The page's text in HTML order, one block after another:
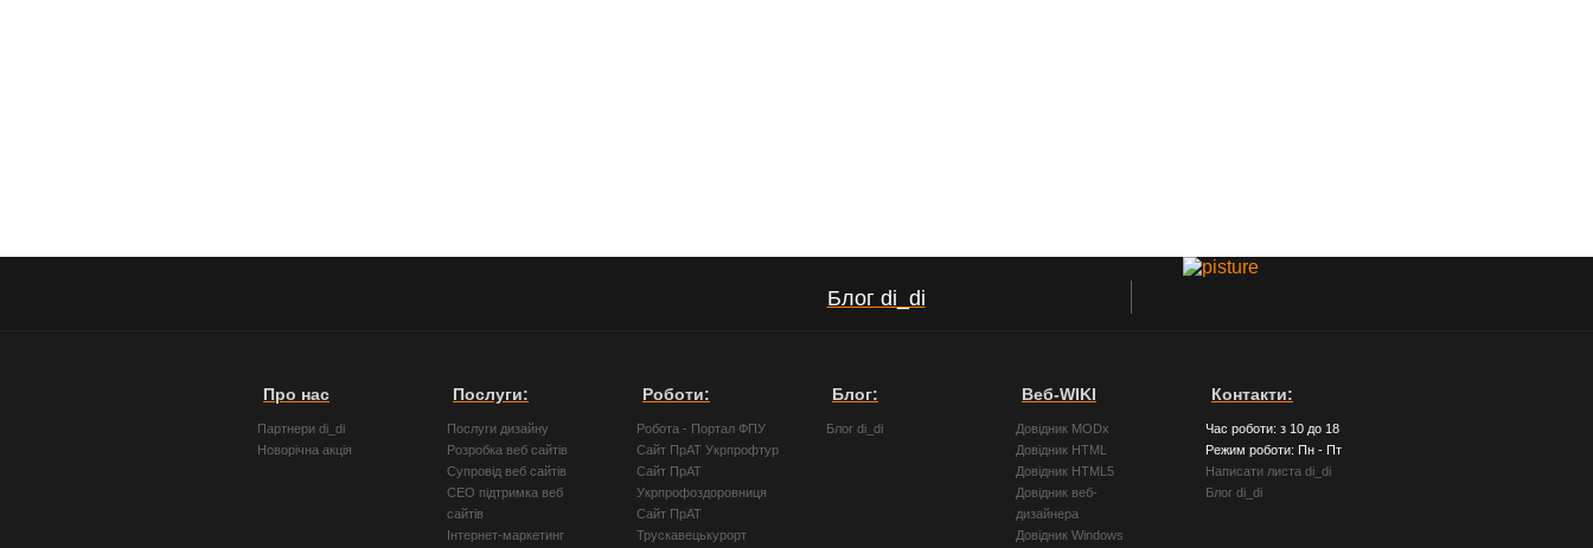
Блог di_di
Про нас
Партнери di_di
Новорічна акція
Послуги:
Послуги дизайну
Розробка веб сайтів
Супровід веб сайтів
СЕО підтримка веб
сайтів
Інтернет-маркетинг
Роботи:
Робота - Портал ФПУ
Сайт ПрАТ Укрпрофтур
Сайт ПрАТ
Укрпрофоздоровниця
Сайт ПрАТ
Трускавецькурорт
Блог:
Блог di_di
Веб-WIKI
Довідник MODx
Довідник HTML
Довідник HTML5
Довідник веб-
дизайнера
Довідник Windows
Контакти:
Час роботи: з 10 до 18
Режим роботи: Пн - Пт
Написати листа di_di
Блог di_di